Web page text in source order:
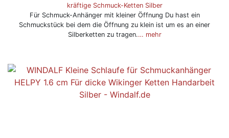
kräftige Schmuck-Ketten Silber
Für Schmuck-Anhänger mit kleiner Öffnung Du hast ein
Schmuckstück bei dem die Öffnung zu klein ist um es an einer
Silberketten zu tragen.… mehr